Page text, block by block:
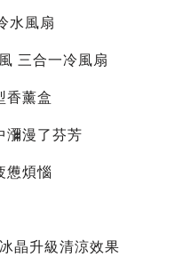
水風扇
三合一冷風扇
香薰盒
瀰漫了芬芳
憊煩惱
晶升級清涼效果